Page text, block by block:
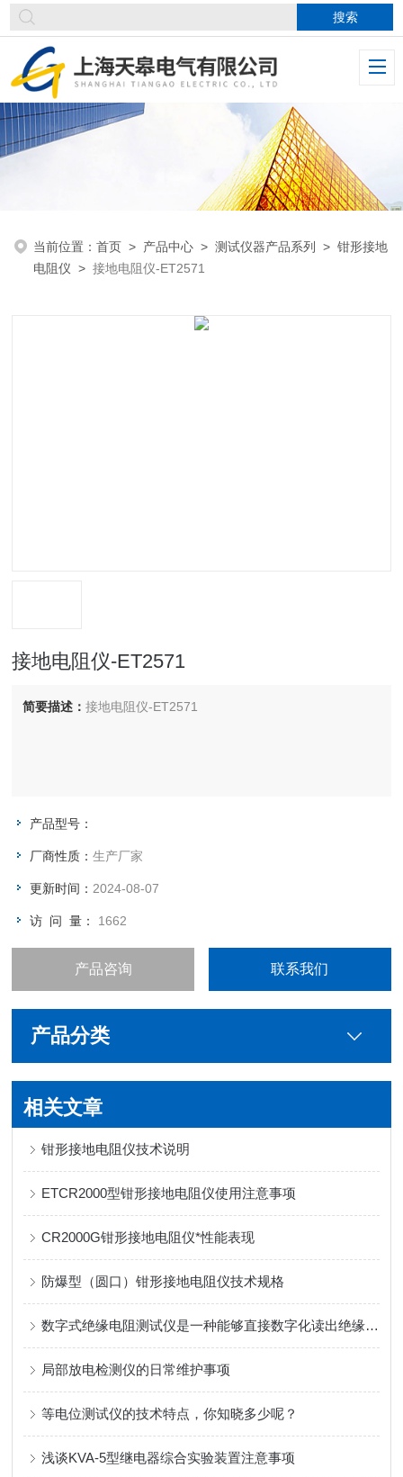
当前位置：首页 > 产品中心 >测试仪器产品系列 >钳形接地
电阻仪 >接地电阻仪-ET2571
接地电阻仪-ET2571
简要描述：接地电阻仪-ET2571
产品型号：
厂商性质：生产厂家
更新时间： 2024-08-07
访 问 量： 1662
产品咨询 联系我们
产品分类
相关文章
钳形接地电阻仪技术说明
ETCR2000型钳形接地电阻仪使用注意事项
CR2000G钳形接地电阻仪*性能表现
防爆型（圆口）钳形接地电阻仪技术规格
数字式绝缘电阻测试仪是一种能够直接数字化读出绝缘电阻的电力检测仪器
局部放电检测仪的日常维护事项
等电位测试仪的技术特点，你知晓多少呢？
浅谈KVA-5型继电器综合实验装置注意事项